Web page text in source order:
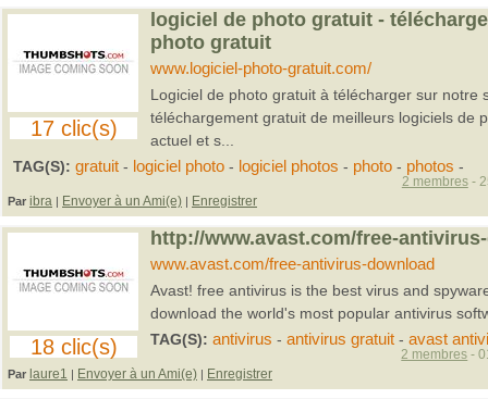
17 clic(s)
logiciel de photo gratuit -
photo gratuit
www.logiciel-photo-gratuit.com/
Logiciel de photo gratuit à télécharger sur notre
téléchargement gratuit de meilleurs logiciels de
actuel et s...
TAG(S): gratuit - logiciel photo - logiciel photos - photo - photos -
Par ibra | Envoyer à un Ami(e) | Enregistrer
2 membres-
18 clic(s)
http://www.avast.com/free-
www.avast.com/free-antivirus-download
Avast! free antivirus is the best virus and
download the world's most popular antivirus
TAG(S): antivirus - antivirus gratuit- avast
Par laure1 | Envoyer à un Ami(e) | Enregistrer
2 membres -